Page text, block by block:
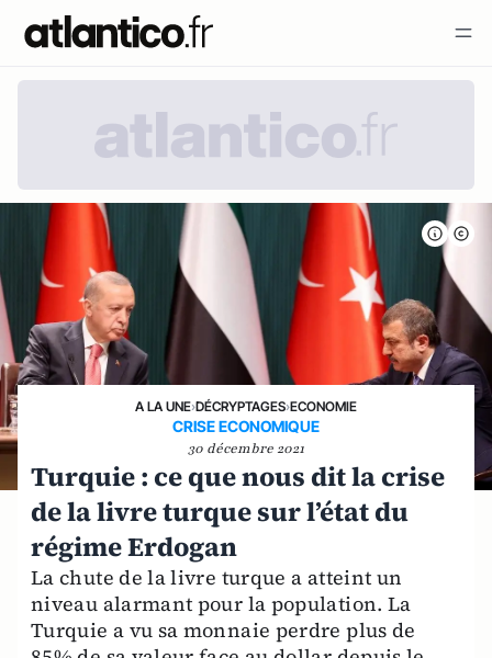
A LA UNE›DÉCRYPTAGES›ECONOMIE
CRISE ECONOMIQUE
30 décembre 2021
Turquie : ce que nous dit la crise
de la livre turque sur l’état du
régime Erdogan
La chute de la livre turque a atteint un
niveau alarmant pour la population. La
Turquie a vu sa monnaie perdre plus de